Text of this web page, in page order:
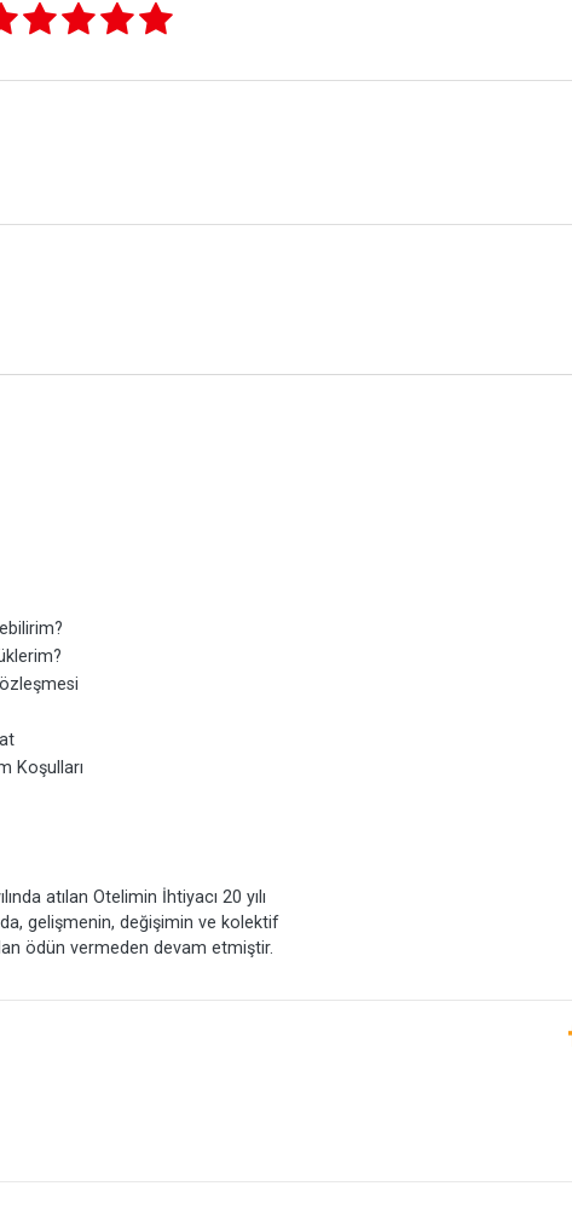
Koşulları
atılan Otelimin İhtiyacı 20 yılı
gelişmenin, değişimin ve kolektif
ödün vermeden devam etmiştir.